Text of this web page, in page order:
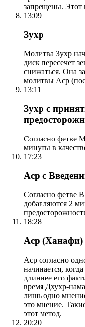
запрещены. Этот
13:09
Зухр
Молитва Зухр
диск пересечет
снижаться. Она
молитвы Аср
13:11
Зухр с
Согласно фетве
минуты в
17:23
Аср с
Согласно фетве
добавляются 2
18:28
Аср (Ханафи)
Аср согласно
начинается,
длиннее его
время Дхухр-
лишь одно
это мнение.
этот метод.
20:20